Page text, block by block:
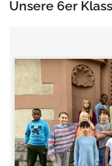
Unsere 6er